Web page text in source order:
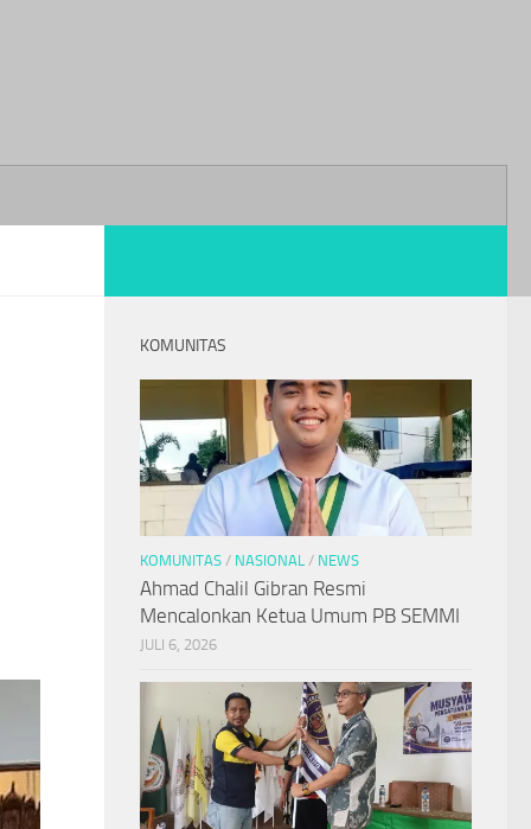
KOMUNITAS
KOMUNITAS / NASIONAL / NEWS
Ahmad Chalil Gibran Resmi
Mencalonkan Ketua Umum PB SEMMI
JULI 6, 2026